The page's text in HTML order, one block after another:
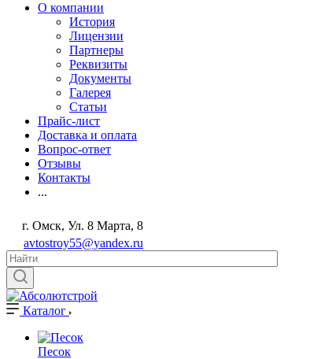
О компании
История
Лицензии
Партнеры
Реквизиты
Документы
Галерея
Статьи
Прайс-лист
Доставка и оплата
Вопрос-ответ
Отзывы
Контакты
...
г. Омск, Ул. 8 Марта, 8
avtostroy55@yandex.ru
Каталог
Песок